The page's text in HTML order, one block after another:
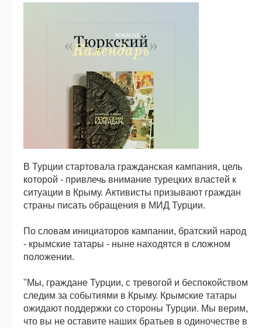
В Турции стартовала гражданская кампания, цель
которой - привлечь внимание турецких властей к
ситуации в Крыму. Активисты призывают граждан
страны писать обращения в МИД Турции.
По словам инициаторов кампании, братский народ
- крымские татары - ныне находятся в сложном
положении.
"Мы, граждане Турции, с тревогой и беспокойством
следим за событиями в Крыму. Крымские татары
ожидают поддержки со стороны Турции. Мы верим,
что вы не оставите наших братьев в одиночестве в